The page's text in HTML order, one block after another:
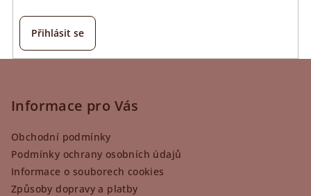
Přihlásit se
Informace pro Vás
Obchodní podmínky
Podmínky ochrany osobních údajů
Informace o souborech cookies
Způsoby dopravy a platby